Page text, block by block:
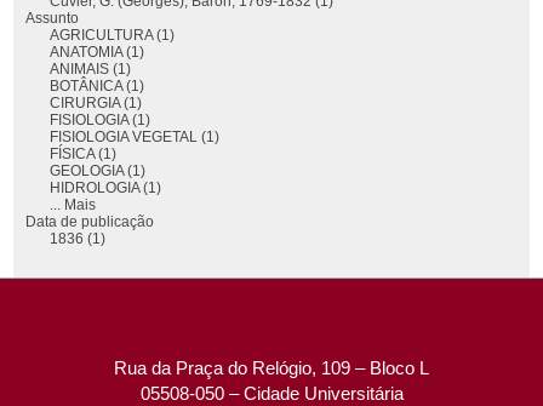
Assunto
AGRICULTURA (1)
ANATOMIA (1)
ANIMAIS (1)
BOTÂNICA (1)
CIRURGIA (1)
FISIOLOGIA (1)
FISIOLOGIA VEGETAL (1)
FÍSICA (1)
GEOLOGIA (1)
HIDROLOGIA (1)
... Mais
Data de publicação
1836 (1)
Rua da Praça do Relógio, 109 – Bloco L
05508-050 – Cidade Universitária